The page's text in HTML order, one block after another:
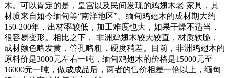
木。可以肯定的是，皇宫以及民间发现的鸡翅木老 家具，其
材质来自如今缅甸等“南洋地区”。缅甸鸡翅木的成材期大约
150-200年，出材率较低，加工难度也大，如果干燥不适当，
很容易变形。相比之下， 非洲鸡翅木较大较直，材质软脆，
成材颜色略发黄，管孔略粗，硬度稍差。目前，非洲鸡翅木的
原料价是3000元左右一吨，缅甸鸡翅木的价格是15000元至
16000元一吨，做成成品后，两者的售价相差一倍以上，缅甸